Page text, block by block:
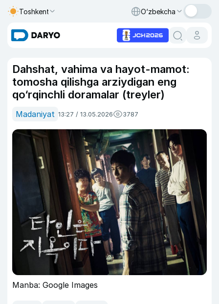
Toshkent O‘zbekcha
Dahshat, vahima va hayot-mamot:
tomosha qilishga arziydigan eng
qo‘rqinchli doramalar (treyler)
Madaniyat 13:27 / 13.05.2026 3787
Manba: Google Images